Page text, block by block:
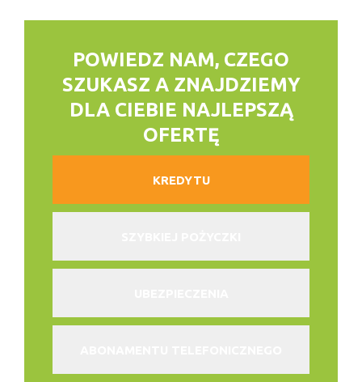
POWIEDZ NAM, CZEGO
SZUKASZ A ZNAJDZIEMY
DLA CIEBIE NAJLEPSZĄ
OFERTĘ
KREDYTU